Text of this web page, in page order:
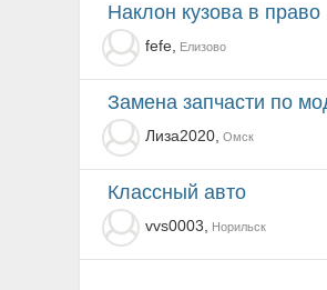
наклон кузова в право
fefe, Елизово
Замена запчасти по
Лиза2020, Омск
Классный авто
vvs0003, Норильск